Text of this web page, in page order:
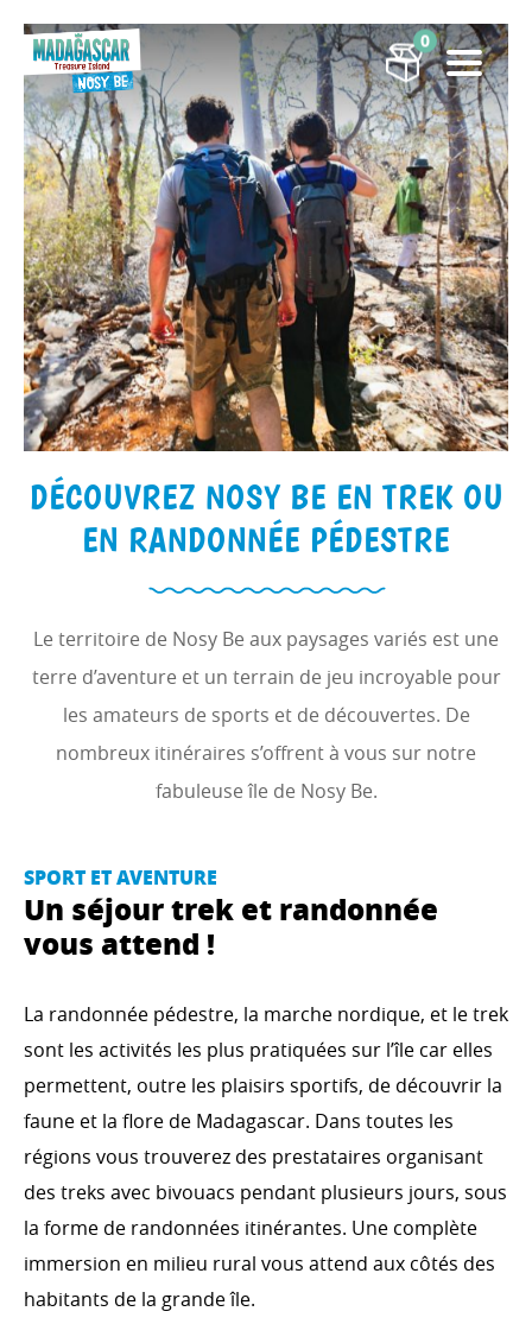
0
DÉCOUVREZ NOSY BE EN TREK OU
EN RANDONNÉE PÉDESTRE
Le territoire de Nosy Be aux paysages variés est une
terre d’aventure et un terrain de jeu incroyable pour
les amateurs de sports et de découvertes. De
nombreux itinéraires s’offrent à vous sur notre
fabuleuse île de Nosy Be.
SPORT ET AVENTURE
Un séjour trek et randonnée
vous attend !
La randonnée pédestre, la marche nordique, et le trek
sont les activités les plus pratiquées sur l’île car elles
permettent, outre les plaisirs sportifs, de découvrir la
faune et la flore de Madagascar. Dans toutes les
régions vous trouverez des prestataires organisant
des treks avec bivouacs pendant plusieurs jours, sous
la forme de randonnées itinérantes. Une complète
immersion en milieu rural vous attend aux côtés des
habitants de la grande île.